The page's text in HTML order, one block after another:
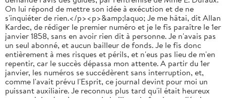
On lui répond de mettre son idée à exécution et de ne
s'inquiéter de rien.</p><p>&amp;laquo; Je me hâtai, dit Allan
Kardec, de rédiger le premier numéro et je le fis paraître le 1er
janvier 1858, sans en avoir rien dit à personne. Je n'avais pas
un seul abonné, et aucun bailleur de fonds. Je le fis donc
entièrement à mes risques et périls, et n'eus pas lieu de m'en
repentir, car le succès dépassa mon attente. A partir du 1er
janvier, les numéros se succédèrent sans interruption, et,
comme l'avait prévu l'Esprit, ce journal devint pour moi un
puissant auxiliaire. Je reconnus plus tard qu'il était heureux